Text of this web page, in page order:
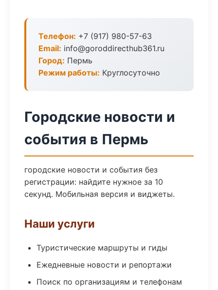
Телефон: +7 (917) 980-57-63
Email: info@goroddirecthub361.ru
Город: Пермь
Режим работы: Круглосуточно
Городские новости и
события в Пермь
городские новости и события без
регистрации: найдите нужное за 10
секунд. Мобильная версия и виджеты.
Наши услуги
Туристические маршруты и гиды
Ежедневные новости и репортажи
Поиск по организациям и телефонам